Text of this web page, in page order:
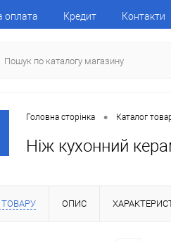
оплата Кредит Контакти
Головна сторінка • Каталог
Ніж кухонний
ОПИС